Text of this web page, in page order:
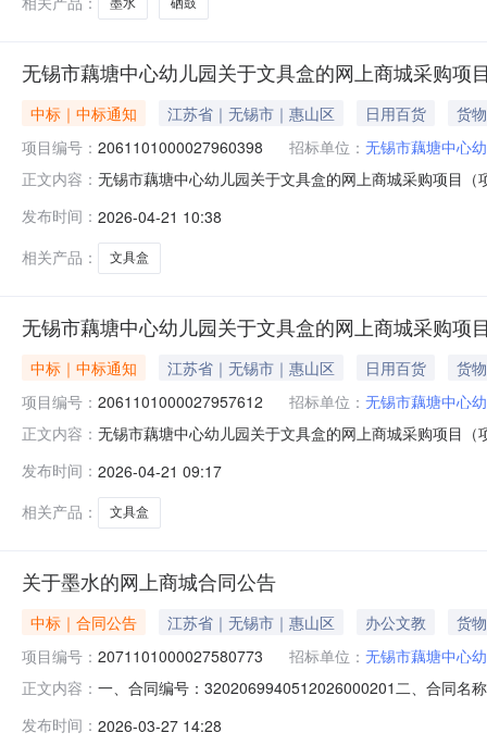
墨水 硒鼓
无锡市藕塘中心幼儿园关于文具盒的网上商城采购项
中标｜中标通知 江苏省｜无锡市｜惠山区 日用百货
货物
项目编号： 2061101000027960398 招标单位： 无锡市藕塘中心
正文内容： 无锡市藕塘中心幼儿园关于文具盒的网上商城采购项目
划编码:320206项目所在行政区划名称:江苏省无锡市惠
发布时间： 2026-04-21 10:38
相关产品：
文具盒
无锡市藕塘中心幼儿园关于文具盒的网上商城采购项
中标｜中标通知 江苏省｜无锡市｜惠山区 日用百货
货物
项目编号： 2061101000027957612 招标单位： 无锡市藕塘中心
正文内容： 无锡市藕塘中心幼儿园关于文具盒的网上商城采购项目
划编码:320206项目所在行政区划名称:江苏省无锡市惠
发布时间： 2026-04-21 09:17
相关产品：
文具盒
关于墨水的网上商城合同公告
中标｜合同公告 江苏省｜无锡市｜惠山区 办公文教
货物
项目编号： 2071101000027580773 招标单位： 无锡市藕塘中心
正文内容： 一、合同编号：3202069940512026000201二、合同名
18651666113六、合同主要信息1.主要标的信息：序号
发布时间： 2026-03-27 14:28